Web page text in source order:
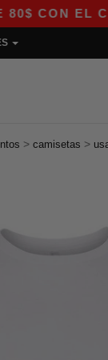
EL
> camisetas >